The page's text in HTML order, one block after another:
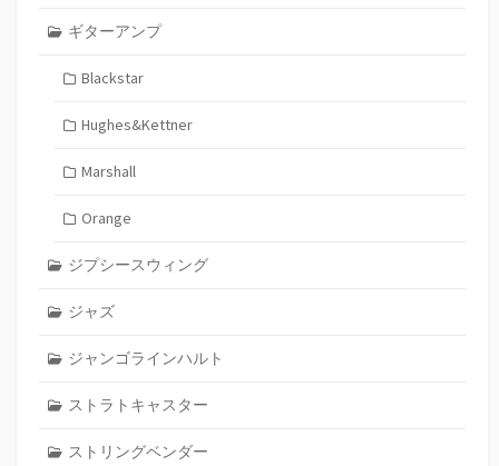
ギターアンプ
Blackstar
Hughes&Kettner
Marshall
Orange
ジプシースウィング
ジャズ
ジャンゴラインハルト
ストラトキャスター
ストリングベンダー